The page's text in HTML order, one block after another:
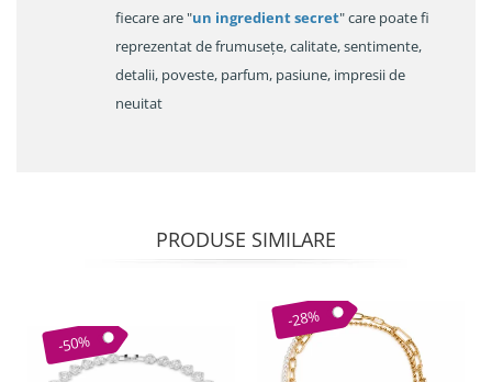
fiecare are "un ingredient secret" care poate fi
reprezentat de frumusețe, calitate, sentimente,
detalii, poveste, parfum, pasiune, impresii de
neuitat
PRODUSE SIMILARE
-50%
-28%